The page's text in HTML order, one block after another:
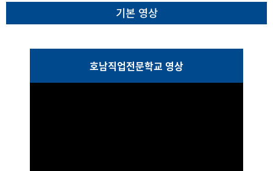
기본 영상
호남직업전문학교 영상